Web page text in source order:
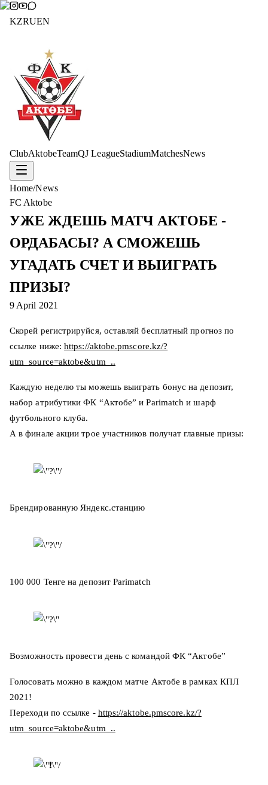
KZRUEN
ClubAktobeTeamQJ LeagueStadiumMatchesNews
Home/News
FC Aktobe
УЖЕ ЖДЕШЬ МАТЧ АКТОБЕ -
ОРДАБАСЫ? А СМОЖЕШЬ
УГАДАТЬ СЧЕТ И ВЫИГРАТЬ
ПРИЗЫ?
9 April 2021
Скорей регистрируйся, оставляй бесплатный прогноз по
ссылке ниже:https://aktobe.pmscore.kz/?
utm_source=aktobe&utm_..
Каждую неделю ты можешь выиграть бонус на депозит,
набор атрибутики ФК “Актобе” и Parimatch и шарф
футбольного клуба.
А в финале акции трое участников получат главные призы:
Брендированную Яндекс.станцию
100 000 Тенге на депозит Parimatch
Возможность провести день с командой ФК “Актобе”
Голосовать можно в каждом матче Актобе в рамках КПЛ
2021!
Переходи по ссылке - https://aktobe.pmscore.kz/?
utm_source=aktobe&utm_..